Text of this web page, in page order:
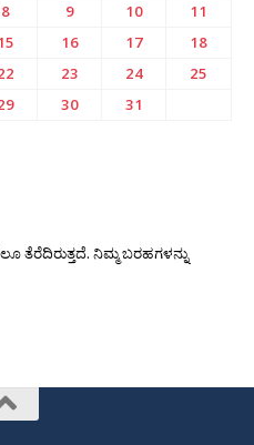
8 9 10
11
16 17
18
23 24
25
30
31
ತೆರೆದಿರುತ್ತದೆ. ನಿಮ್ಮ ಬರಹಗಳನ್ನು